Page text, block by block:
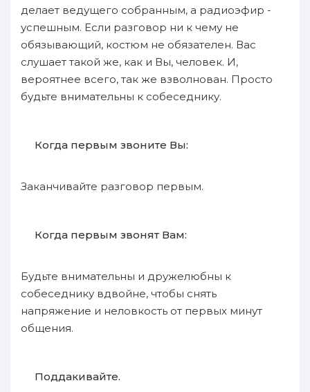
делает ведущего собранным, а радиоэфир -
успешным. Если разговор ни к чему не
обязывающий, костюм не обязателен. Вас
слушает такой же, как и Вы, человек. И,
вероятнее всего, так же взволнован. Просто
будьте внимательны к собеседнику.
Когда первым звоните Вы:
Заканчивайте разговор первым.
Когда первым звонят Вам:
Будьте внимательны и дружелюбны к
собеседнику вдвойне, чтобы снять
напряжение и неловкость от первых минут
общения.
Поддакивайте.